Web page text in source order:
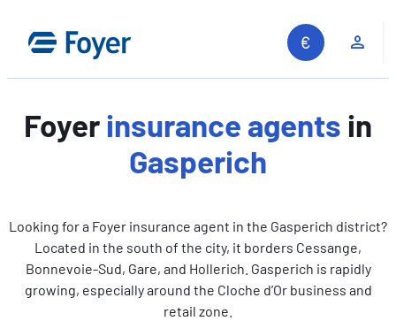
content
Foyerinsurance agents in
Gasperich
Looking for a Foyer insurance agent in the Gasperich district?
Located in the south of the city, it borders Cessange,
Bonnevoie-Sud, Gare, and Hollerich. Gasperich is rapidly
growing, especially around the Cloche d’Or business and
retail zone.